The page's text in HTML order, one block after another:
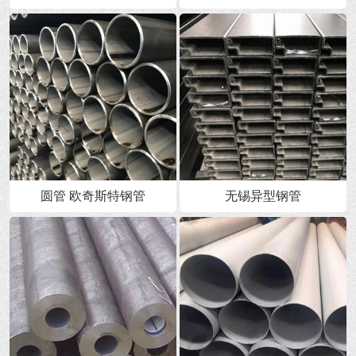
圆管 欧奇斯特钢管 无锡异型钢管